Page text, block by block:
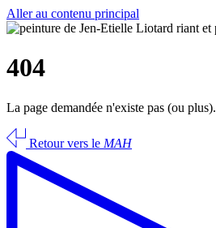
Aller au contenu principal
404
La page demandée n'existe pas (ou plus).
Retour vers le MAH